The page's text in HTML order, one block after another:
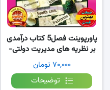
پاورپوینت فصل5 کتاب درآمدی
بر نظریه های مدیریت دولتی-
طهماسبی۷۰,۰۰۰ تومان
توضیحات